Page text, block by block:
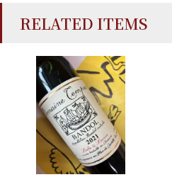
RELATED ITEMS